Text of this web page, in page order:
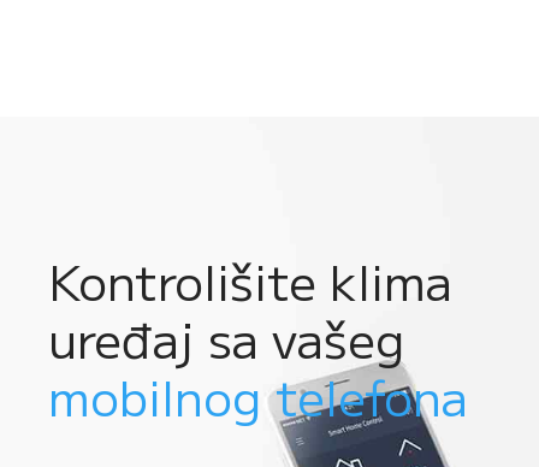
Kontrolišite klima
uređaj sa vašeg
mobilnog telefona